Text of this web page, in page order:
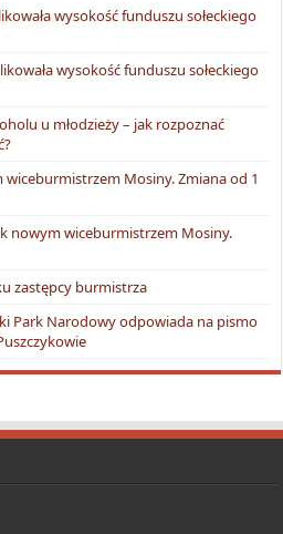
wysokość funduszu sołeckiego
wysokość funduszu sołeckiego
u młodzieży – jak rozpoznać
Mosiny. Zmiana od 1
nowym wiceburmistrzem Mosiny.
zastępcy burmistrza
Park Narodowy odpowiada na pismo